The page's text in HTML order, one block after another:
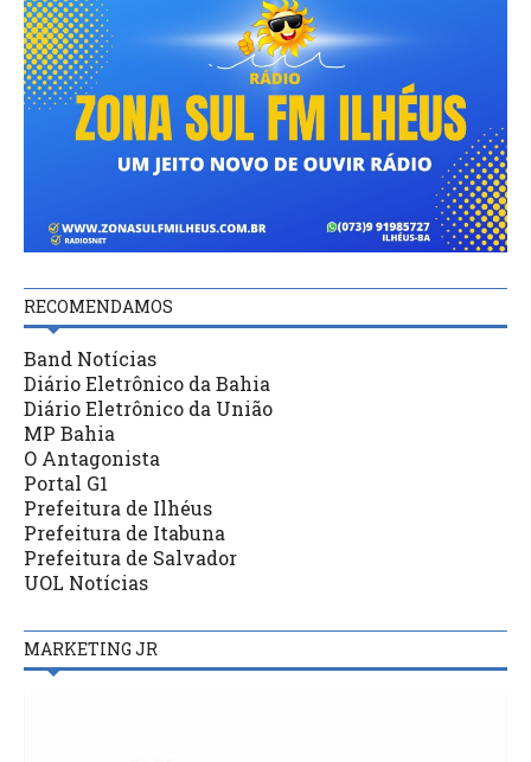
RECOMENDAMOS
Band Notícias
Diário Eletrônico da Bahia
Diário Eletrônico da União
MP Bahia
O Antagonista
Portal G1
Prefeitura de Ilhéus
Prefeitura de Itabuna
Prefeitura de Salvador
UOL Notícias
MARKETING JR